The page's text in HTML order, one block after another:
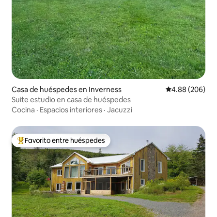
Casa de huéspedes en Inverness Calificación
4.88 (206)
Suite estudio en casa de huéspedes
Cocina · Espacios interiores · Jacuzzi
De los mejores en Favorito entre huéspedes
Favorito entre huéspedes